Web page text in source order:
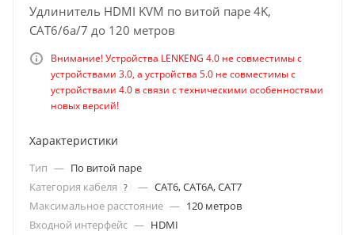
Удлинитель HDMI KVM по витой паре 4K,
CAT6/6a/7 до 120 метров
Внимание! Устройства LENKENG 4.0 не совместимы с
устройствами 3.0, а устройства 5.0 не совместимы с
устройствами 4.0 в связи с техническими особенностями
новых версий!
Характеристики
Тип — По витой паре
Категория кабеля ? — CAT6, CAT6A, CAT7
Максимальное расстояние — 120 метров
Входной интерфейс — HDMI